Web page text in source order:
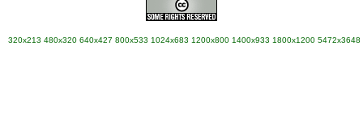
320x213 480x320 640x427 800x533 1024x683 1200x800 1400x933 1800x1200 5472x3648